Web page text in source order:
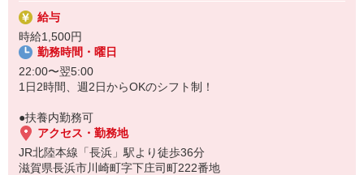
他にも、食材の調整や金銭管理、新しく入社したクルーの研修など
様々なお仕事があります。
セルフオーダー、セルフ会計で、現金の受け渡しはほとんどありま
せん。※一部店舗を除く
取り間違いもなく安心でスムーズ♪
マニュアルも用意していますので飲食店が初めての方でも大丈夫！
もちろん先輩クルーがしっかり教えてくれるので安心してくださ
い。
給与
時給1,500円
勤務時間・曜日
22:00〜翌5:00
1日2時間、週2日からOKのシフト制！
●扶養内勤務可
アクセス・勤務地
JR北陸本線「長浜」駅より徒歩36分
滋賀県長浜市川崎町字下庄司町222番地